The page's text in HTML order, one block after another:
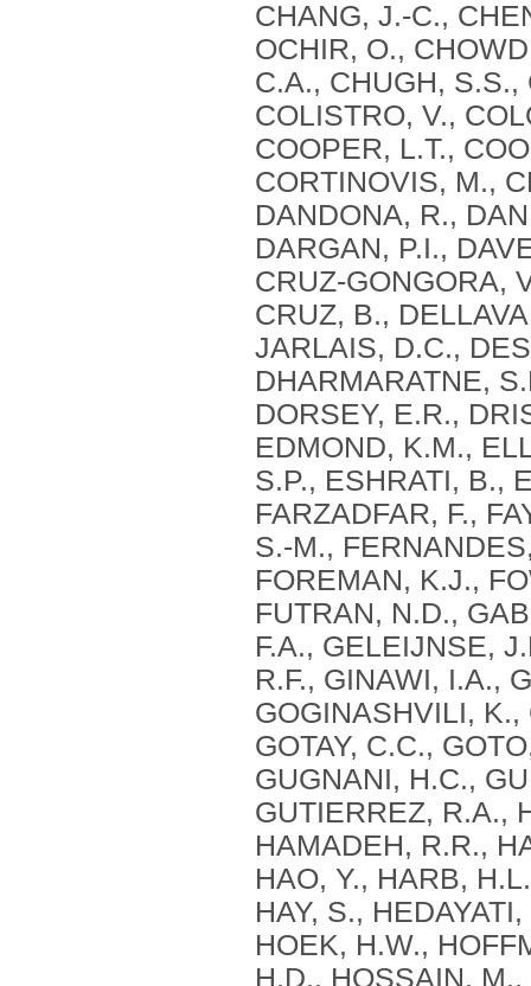
CHANG, J.-C.,
OCHIR, O.,
C.A., CHUGH,
COLISTRO, V.,
COOPER, L.T.,
CORTINOVIS, M.,
DANDONA, R.,
DARGAN, P.I.,
CRUZ-GONGORA,
CRUZ, B.,
JARLAIS, D.C.,
DHARMARATNE,
DORSEY, E.R.,
EDMOND, K.M.,
S.P., ESHRATI, B.,
FARZADFAR, F.,
S.-M.,
FOREMAN, K.J.,
FUTRAN, N.D.,
F.A., GELEIJNSE,
R.F., GINAWI, I.A.,
GOGINASHVILI, K.,
GOTAY, C.C.,
GUGNANI, H.C.,
GUTIERREZ, R.A.,
HAMADEH, R.R.,
HAO, Y., HARB,
HAY, S.,
HOEK, H.W.,
H.D., HOSSAIN,